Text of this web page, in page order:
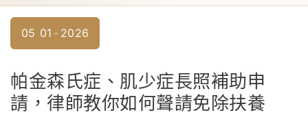
05 01 2026
帕金森氏症、肌少症長照補助申
請，律師教你如何聲請免除扶養